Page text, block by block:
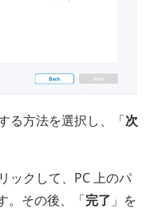
る方法を選択し、「次
ックして、PC 上のパ
。その後、「完了 」を